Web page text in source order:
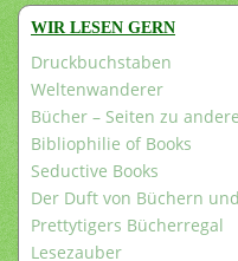
WIR LESEN GERN
Druckbuchstaben
Weltenwanderer
Bücher – Seiten zu
Bibliophilie of Books
Seductive Books
Der Duft von Büchern
Prettytigers Bücherregal
Lesezauber